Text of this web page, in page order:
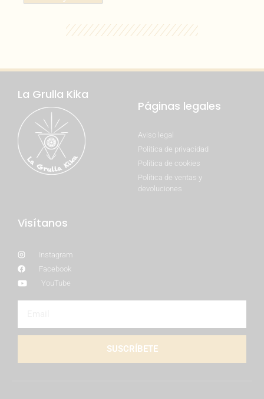
La Grulla Kika
Páginas legales
Aviso legal
Política de privacidad
Política de cookies
Política de ventas y
devoluciones
Visítanos
Instagram
Facebook
YouTube
SUSCRÍBETE